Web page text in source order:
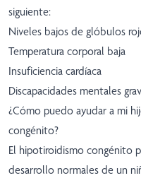
siguiente:
Niveles bajos de glóbulos
Temperatura corporal baja
Insuficiencia cardíaca
Discapacidades mentales
¿Cómo puedo ayudar a mi
congénito?
El hipotiroidismo congénito
desarrollo normales de un